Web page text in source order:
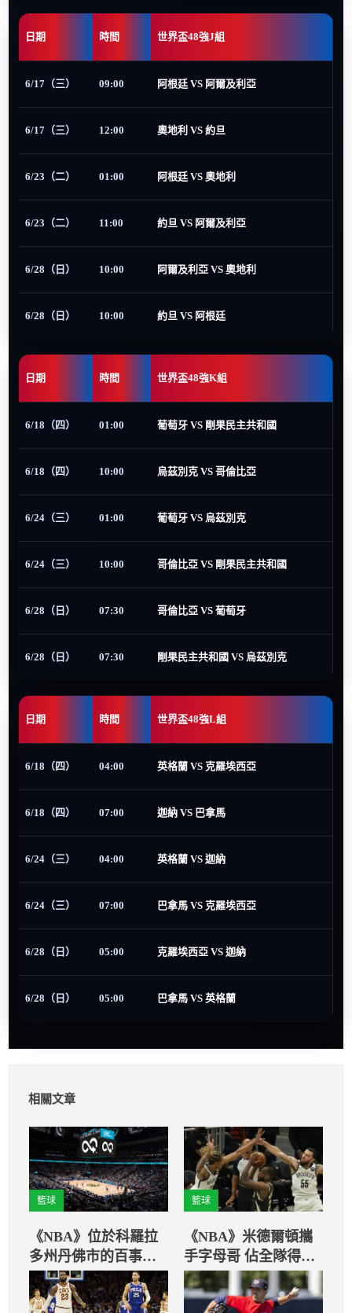
日期 時間 世界盃48強J組
6/17（三） 09:00 阿根廷 VS 阿爾及利亞
6/17（三） 12:00 奧地利 VS 約旦
6/23（二） 01:00 阿根廷 VS 奧地利
6/23（二） 11:00 約旦 VS 阿爾及利亞
6/28（日） 10:00 阿爾及利亞 VS 奧地利
6/28（日） 10:00 約旦 VS 阿根廷
日期 時間 世界盃48強K組
6/18（四） 01:00 葡萄牙 VS 剛果民主共和國
6/18（四） 10:00 烏茲別克 VS 哥倫比亞
6/24（三） 01:00 葡萄牙 VS 烏茲別克
6/24（三） 10:00 哥倫比亞 VS 剛果民主共和國
6/28（日） 07:30 哥倫比亞 VS 葡萄牙
6/28（日） 07:30 剛果民主共和國 VS 烏茲別克
日期 時間 世界盃48強L組
6/18（四） 04:00 英格蘭 VS 克羅埃西亞
6/18（四） 07:00 迦納 VS 巴拿馬
6/24（三） 04:00 英格蘭 VS 迦納
6/24（三） 07:00 巴拿馬 VS 克羅埃西亞
6/28（日） 05:00 克羅埃西亞 VS 迦納
6/28（日） 05:00 巴拿馬 VS 英格蘭
相關文章
籃球
《NBA》位於科羅拉
多州丹佛市的百事中
心更名為Ball Arena
籃球
《NBA》米德爾頓攜
手字母哥 佔全隊得分
近8成